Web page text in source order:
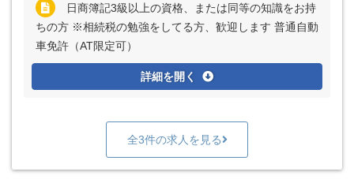
日商簿記3級以上の資格、または同等の知識をお持
ちの方 ※相続税の勉強をしてる方、歓迎します 普通自動
車免許（AT限定可）
詳細を開く
全3件の求人を見る